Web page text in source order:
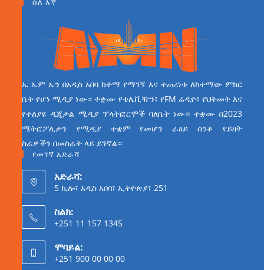
ኤ ኤም ኤን በአዲስ አበባ ከተማ የማገኝ እና ተጠሪነቱ ለከተማው ምክር
ቤት የሆነ ሚዲያ ነው። ተቋሙ የቴሌቪዥን፣ የFM ሬዲዮ፣ የህትመት እና
የተለያዩ ዲጂታል ሚዲያ ፕላትፎርሞች ባለቤት ነው። ተቋሙ በ2023
ሜትሮፖሊታን የሚዲያ ተቋም የመሆን ራዕይ ሰንቆ የይዘት
ስራዎችን በመስራት ላይ ይገኛል።
የመገኛ አድራሻ
አድራሻ:
5 ኪሎ፣ አዲስ አበባ፣ ኢትዮጵያ፣ 251
ስልክ:
+251 11 157 1345
ሞባይል:
+251 900 00 00 00